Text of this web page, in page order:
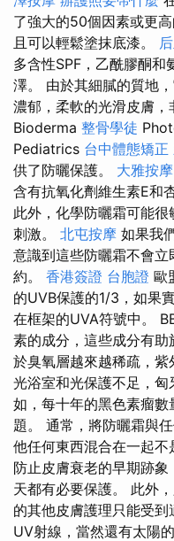
了強大的50個因素或更
且可以輕鬆塗抹底漆。
多含性SPF，乙酰膠酮
澤。 由於其細膩的質地
濃郁，柔軟的光滑皮膚，
Bioderma 整骨學徒
Pediatrics 台中體態矯正
供了防曬保護。 大雅按摩
含有抗氧化劑維生素E和
此外，化學防曬霜可能
刺激。 北屯按摩 如果我
意識到這些防曬霜不會
約。 香港簽證 台胞證 歐
的UVB保護的1/3，如果
在框架的UVA符號中。
素的成分，這些成分有
於臭氧層越來越稀疏，
光浴室和光保護不足，
如，每十年的黑色素瘤
題。 通常，將防曬霜與
他任何東西混合在一起
防止皮膚衰老的早期跡
天都有必要保護。 此外
的其他皮膚護理只能受
UV射線，當然還有太陽